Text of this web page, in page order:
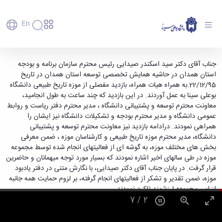
En
دانشگاه
تاریخچه
و
معرفی
برنامه
راهبردی
دانشگاه
نقشه
دانشگاه
ساختار
سازمانی
سازمان
دانشگاه
حوزه
ریاست
آموزش
پذیرش
کارشناسی
تحصیلات
تکمیلی
پسا
دکترا
استعدادهای
درخشان
دانشجویان
غیرایرانی
مهمانی
و
انتقال
حمایت‌های
پژوهش
فناوری و
کارآفرینی
دفتر
ارتباط
با
صنعت
پردیس
علم
و
فناوری
مراکز
تحقیقات
و فناوری
دانشکده‌ها
پردیس
اصلی
مهندسی
کشاورزی
شیمی
و
علوم
نفت
علوم
انسانی
هنر
رفاهی
رفاهی
پرسنل
اداره
رفاه
کارکنان
مهمانسرای
دانشگاه
رفاهی
دانشجویان
مدیریت
امور
اعضای
هیأت
علمی
کارکنان
دانشجویان
فارغ
التحصیلان
فوق
برنامه
فعالیت‌های
دانشجویی
انجمن‌های
پایگاه
خبری
بسنا
بازدید رئیس محترم سازمان برنامه و بودجه استان
همدان و هیات همراه از موزه تاریخ طبیعی دانشگاه
بوعلی سینا - دانشگاه بوعلی سینا همدان
جناب آقای دکتر سید اسکندر صیدایی رئیس محترم سازمان برنامه و بودجه
استان همدان در حاشیه همایش تخصصی توسعه استان همدان در تاریخ
22/12/95.به همراه هیات همراه، بازدید مفصلی از موزه تاریخ طبیعی دانشگاه
بوعلی سینا به عمل آوردند. در این بازدید که چند ساعت به طول انجامید،
معاونت محترم توسعه و پشتیبانی دانشگاه ، مدیر محترم دفتر ریاست و روابط
عمومی دانشگاه و مدیر محترم بودجه و تشکیلات دانشگاه نیز ایشان را
همراهی نمودند. درادامه بازدید نیز معاونت محترم توسعه و پشتیبانی
دانشگاه، مدیر محترم موزه تاریخ طبیعی و کارشناسان موزه ، ضمن معرفی
بخش های مختلف موزه، به گوشه ای از فعالیتهای انجام شده توسط مجموعه
موزه در طی سالهای اخیر اشاره نمودند که بسیار مورد توجه میهمانان و حاضرین
قرار گرفت. در پایان جناب آقای دکتر صیدایی، با نگارش متنی در دفتر یادبود
موزه، ضمن تقدیر و تشکر از فعالیتهای انجام گرفته، بر لزوم حمایت همه جانبه
از این مجموعه ارزشمند تاکید نمودند
2
/
7